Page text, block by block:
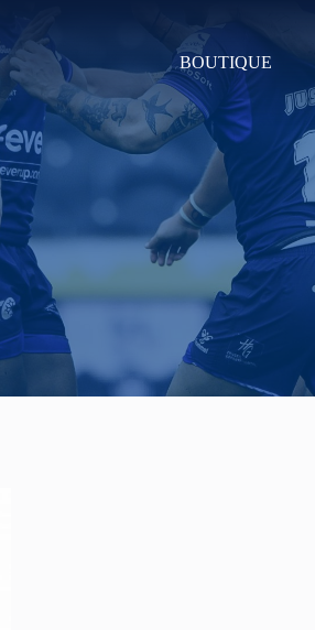
BOUTIQUE